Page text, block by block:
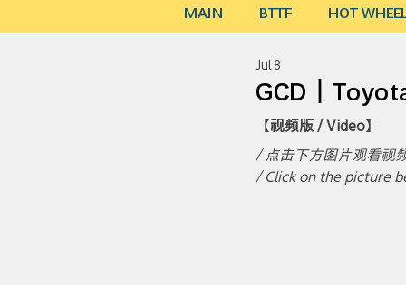
GCD｜
Jul 8
【视频版 / Video】
/ 点击下方图片观看视
/ Click on the picture
MAIN BTTF HOT